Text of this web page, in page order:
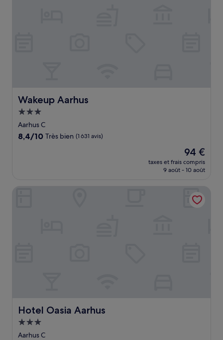
Wakeup Aarhus
Wakeup Aarhus
Hébergement
3.0 étoiles
Aarhus C
8.4
8,4/10 Très bien (1 631 avis)
Le
nouveau
prix
de
94 €
94 €
taxes et frais compris
9 août - 10 août
Hotel Oasia Aarhus
Hotel Oasia Aarhus
Hébergement
3.0 étoiles
Aarhus C